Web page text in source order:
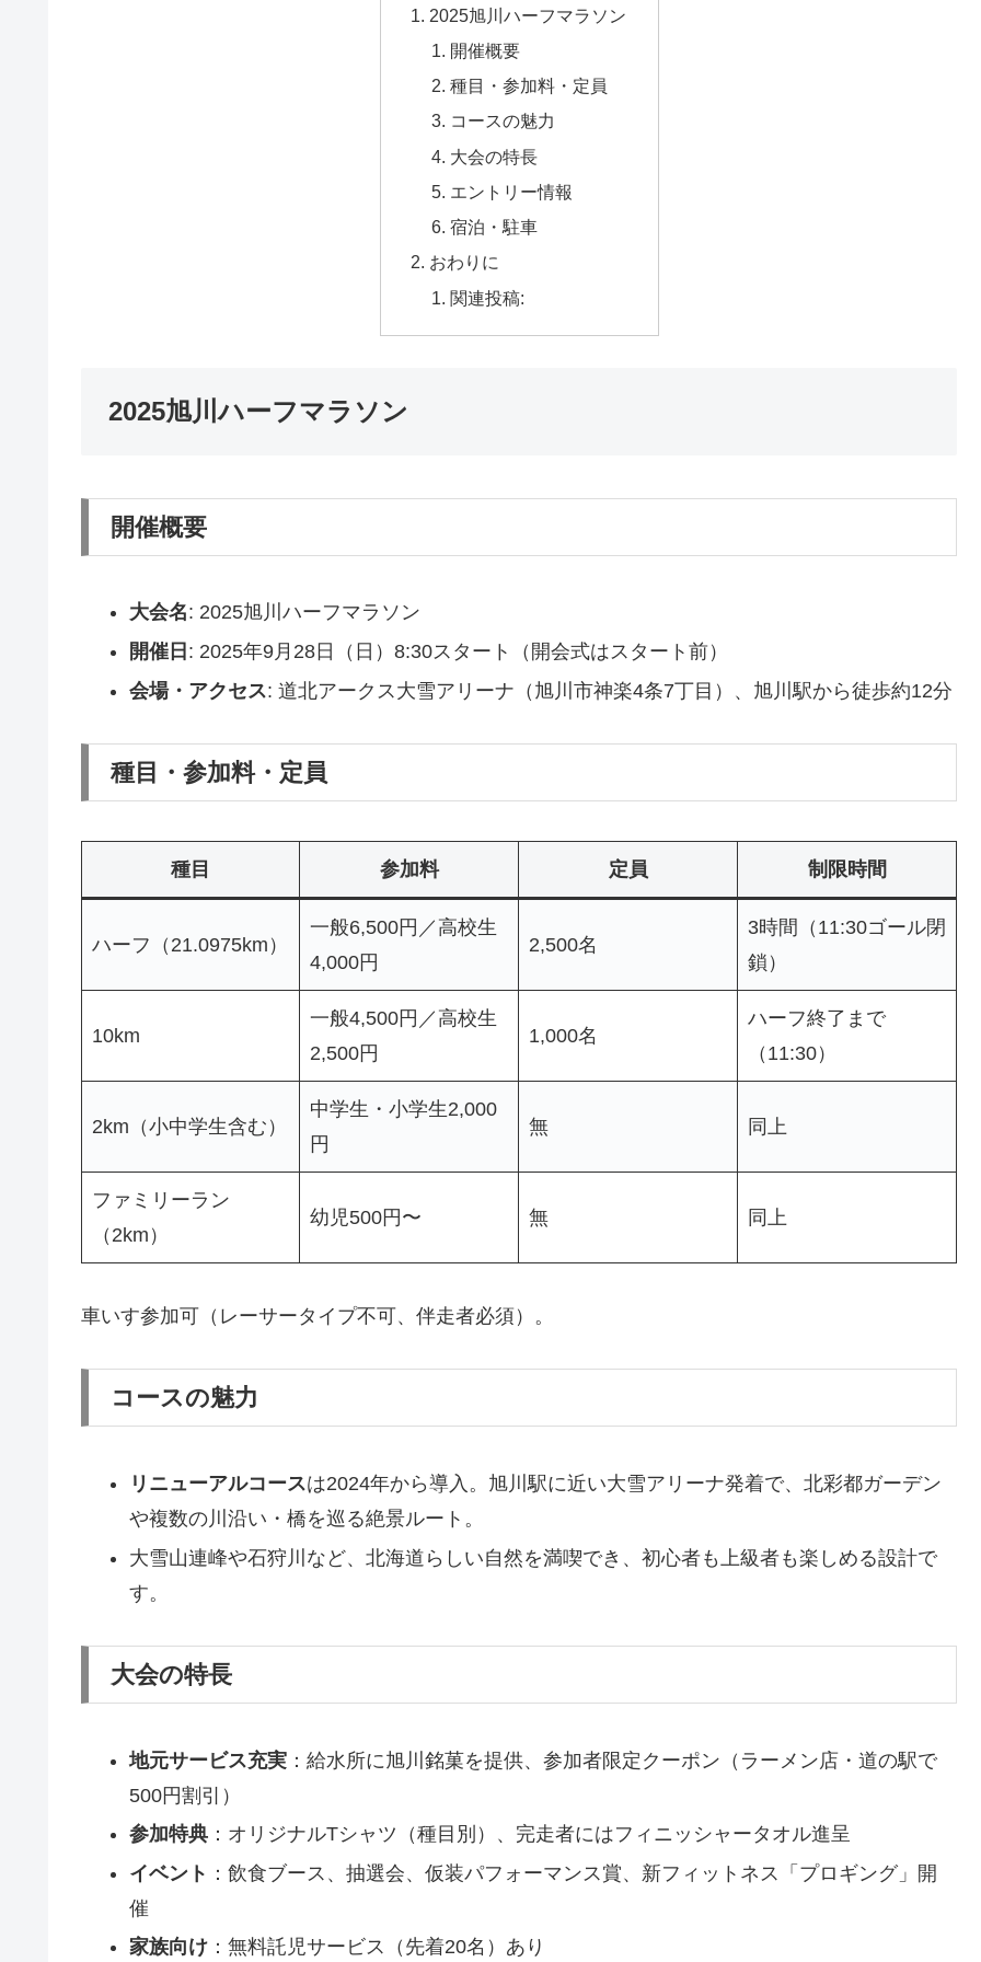
2025旭川ハーフマラソン
開催概要
種目・参加料・定員
コースの魅力
大会の特長
エントリー情報
宿泊・駐車
おわりに
関連投稿:
2025旭川ハーフマラソン
開催概要
大会名: 2025旭川ハーフマラソン
開催日 : 2025年9月28日（日）8:30スタート（開会式はスタート前）
会場・アクセス: 道北アークス大雪アリーナ（旭川市神楽4条7丁目）、旭川駅から徒歩約12分
種目・参加料・定員
種目 参加料 定員 制限時間
ハーフ（21.0975km）
一般6,500円／高校生
4,000円
2,500名
3時間（11:30ゴール閉
鎖）
10km
一般4,500円／高校生
2,500円
1,000名
ハーフ終了まで
（11:30）
2km（小中学生含む）
中学生・小学生2,000
円
無 同上
ファミリーラン
（2km）
幼児500円〜 無 同上
車いす参加可（レーサータイプ不可、伴走者必須）。
コースの魅力
リニューアルコースは2024年から導入。旭川駅に近い大雪アリーナ発着で、北彩都ガーデン
や複数の川沿い・橋を巡る絶景ルート。
大雪山連峰や石狩川など、北海道らしい自然を満喫でき、初心者も上級者も楽しめる設計で
す。
大会の特長
地元サービス充実：給水所に旭川銘菓を提供、参加者限定クーポン（ラーメン店・道の駅で
500円割引）
参加特典：オリジナルTシャツ（種目別）、完走者にはフィニッシャータオル進呈
イベント ：飲食ブース、抽選会、仮装パフォーマンス賞、新フィットネス「プロギング」開
催
家族向け：無料託児サービス（先着20名）あり